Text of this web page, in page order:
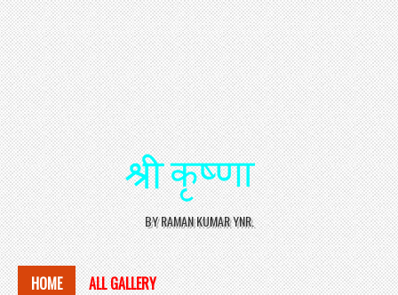
BY RAMAN KUMAR YNR.
HOME
ALL GALLERY